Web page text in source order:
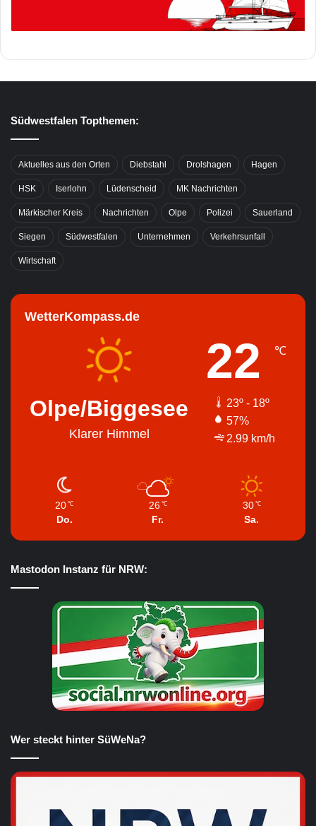
Südwestfalen Topthemen:
Aktuelles aus den Orten Diebstahl Drolshagen Hagen
HSK Iserlohn Lüdenscheid MK Nachrichten
Märkischer Kreis Nachrichten Olpe Polizei Sauerland
Siegen Südwestfalen Unternehmen Verkehrsunfall
Wirtschaft
WetterKompass.de
Olpe/Biggesee
Klarer Himmel
22 ℃
23º - 18º
57%
2.99 km/h
20 ℃
Do.
26 ℃
Fr.
30 ℃
Sa.
Mastodon Instanz für NRW:
Wer steckt hinter SüWeNa?